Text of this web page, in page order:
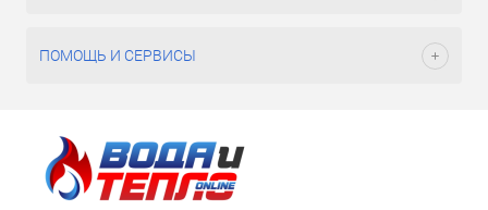
ПОМОЩЬ И СЕРВИСЫ